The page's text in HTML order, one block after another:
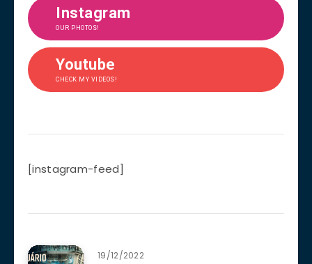
Instagram
OUR PHOTOS!
Youtube
CHECK MY VIDEOS!
[instagram-feed]
19/12/2022